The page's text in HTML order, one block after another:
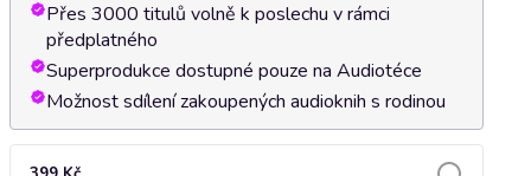
Přes 3000 titulů volně k poslechu v rámci
předplatného
Superprodukce dostupné pouze na Audiotéce
Možnost sdílení zakoupených audioknih s rodinou